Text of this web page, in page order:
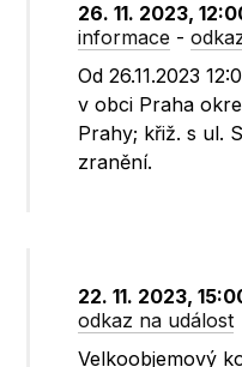
26. 11. 2023,
informace -
Od 26.11.2023
v obci Praha
Prahy; křiž. s ul.
zranění.
22. 11. 2023,
odkaz na událost
Velkoobjemový